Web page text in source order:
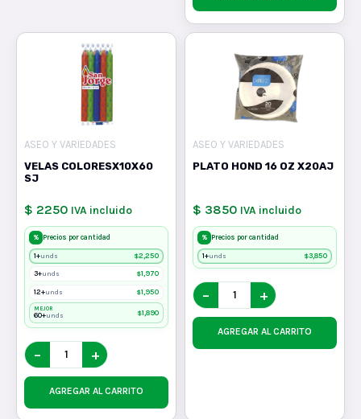
ASEO Y VARIEDADES
VELAS COLORESX10X60
SJ
$ 2250 IVA incluido
% Precios por cantidad
1+unds $2,250
3+unds $1,970
12+unds $1,950
MEJOR
60+unds $1,890
− +
AGREGAR AL CARRITO
ASEO Y VARIEDADES
PLATO HOND 16 OZ X20AJ
$ 3850 IVA incluido
% Precios por cantidad
1+unds $3,850
− +
AGREGAR AL CARRITO